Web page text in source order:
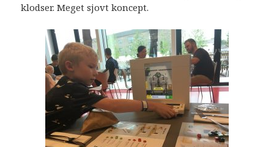
klodser. Meget sjovt koncept.